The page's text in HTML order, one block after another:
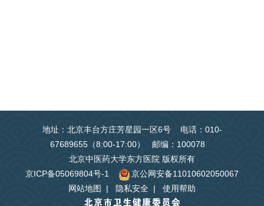
地址：北京丰台方庄芳星园一区6号 电话：010-
67689655（8:00-17:00） 邮编：100078
北京中医药大学东方医院 版权所有
京ICP备05069804号-1
京公网安备11010602050067
网站地图
| 隐私安全 | 使用帮助